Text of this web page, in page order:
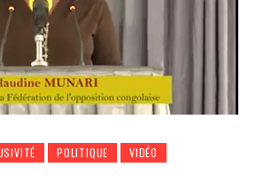
POLITIQUE
VIDÉO